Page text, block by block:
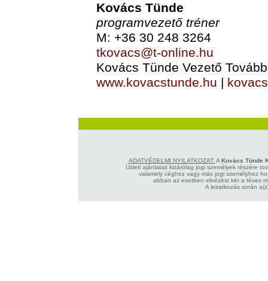
Kovács Tünde
programvezető tréner
M: +36 30 248 3264
tkovacs@t-online.hu
Kovács Tünde Vezető
www.kovacstunde.hu |
ADATVÉDELMI NYILATKOZAT: A Kovács Tünde
Üzleti ajánlatait kizárólag jogi személyek részére
valamely céghez vagy más jogi személyhez
abban az esetben elnézést kér a téves
A leiratkozás során